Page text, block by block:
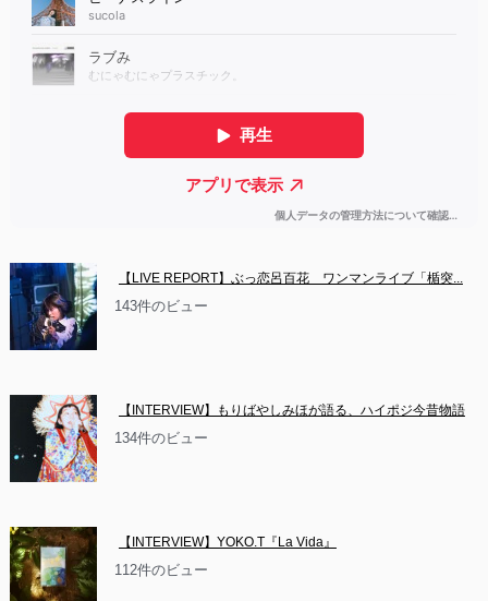
【LIVE REPORT】ぶっ恋呂百花　ワンマンライブ「楯突...
143件のビュー
【INTERVIEW】もりばやしみほが語る、ハイポジ今昔物語
134件のビュー
【INTERVIEW】YOKO.T『La Vida』
112件のビュー